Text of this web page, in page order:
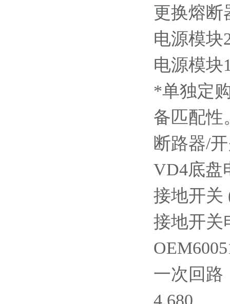
更换熔断
电源模块
电源模块
*单独定
备匹配性
断路器/
VD4底盘
接地开关
接地开关
一次回路
4,680